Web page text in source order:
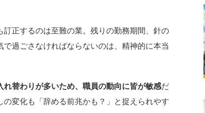
正するのは至難の業。残りの勤務期間、針の
過ごさなければならないのは、精神的に本当
替わりが多いため、職員の動向に皆が敏感だ
変化も「辞める前兆かも？」と捉えられやす